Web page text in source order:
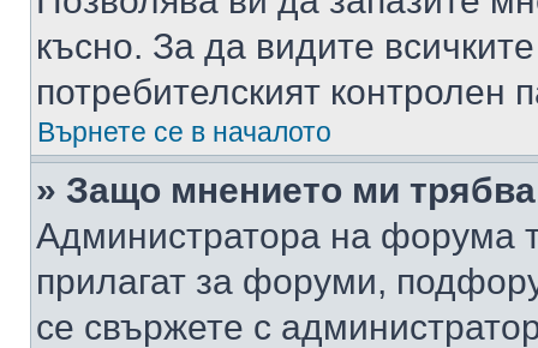
късно. За да видите
потребителският контролен
Върнете се в началото
» Защо мнението ми
Администратора на форума
прилагат за форуми,
се свържете с